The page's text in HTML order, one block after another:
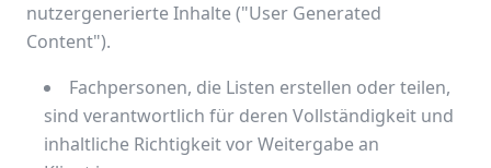
nutzergenerierte Inhalte ("User Generated
Content").
Fachpersonen, die Listen erstellen oder teilen,
sind verantwortlich für deren Vollständigkeit und
inhaltliche Richtigkeit vor Weitergabe an